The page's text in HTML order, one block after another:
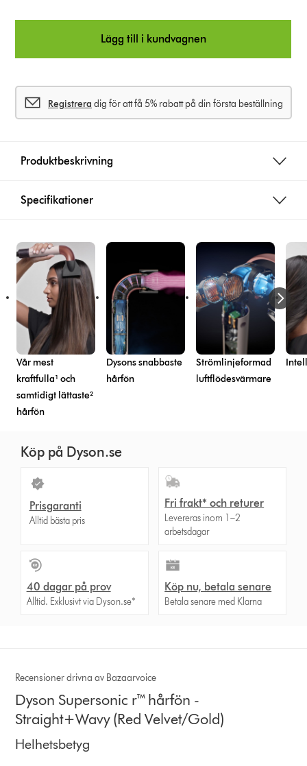
Lägg till i kundvagnen
Registrera dig för att få 5% rabatt på din första beställning
Produktbeskrivning
Specifikationer
Vår mest
kraftfulla¹ och
samtidigt lättaste²
hårfön
Dysons snabbaste
hårfön
Strömlinjeformad
luftflödesvärmare
Köp på Dyson.se
Prisgaranti
Alltid bästa pris
Fri frakt* och returer
Levereras inom 1–2
arbetsdagar
40 dagar på prov
Alltid. Exklusivt via Dyson.se*
Köp nu, betala senare
Betala senare med Klarna
Recensioner drivna av Bazaarvoice
Dyson Supersonic r™ hårfön -
Straight+Wavy (Red Velvet/Gold)
Helhetsbetyg